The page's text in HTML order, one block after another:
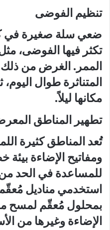
تنظيم الفوضى
ضعي سلة صغيرة في
تكثر فيها الفوضى،
الممر. الغرض من ذلك
المتناثرة طوال
مكانها ليلاً.
تطهير المناطق
تُعد المناطق كثيرة
ومفاتيح الإضاءة بيئة
للمساعدة في الحد من
استخدمي مناديل
بمحلول مُعقّم لمسح
الإضاءة وغيرها من